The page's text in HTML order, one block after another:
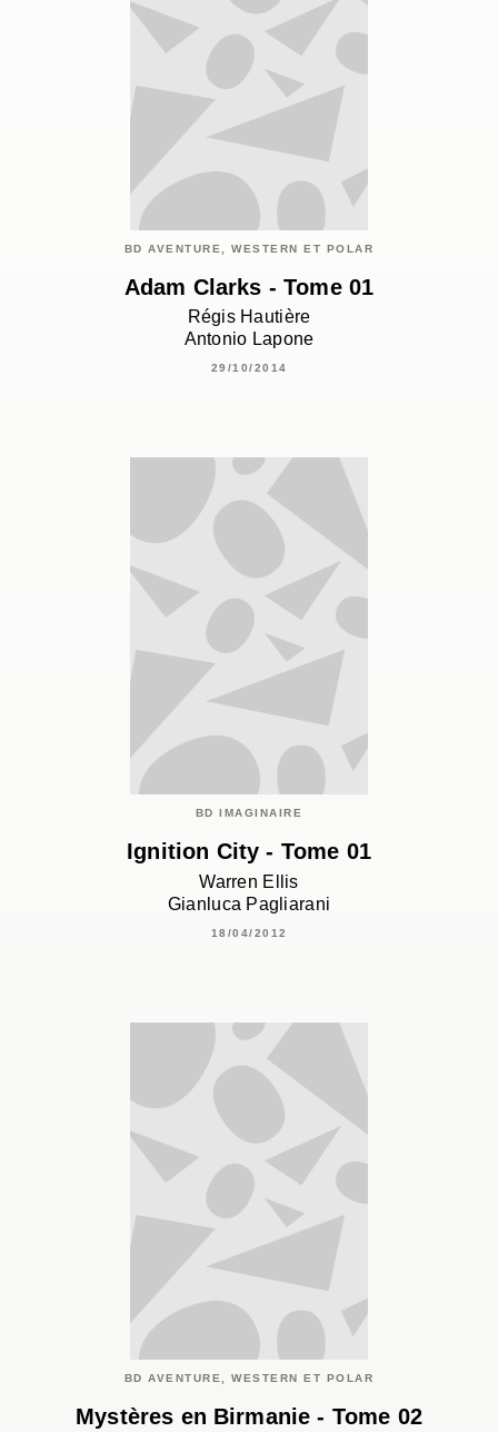
BD AVENTURE, WESTERN ET POLAR
Adam Clarks - Tome 01
Régis Hautière
Antonio Lapone
29/10/2014
BD IMAGINAIRE
Ignition City - Tome 01
Warren Ellis
Gianluca Pagliarani
18/04/2012
BD AVENTURE, WESTERN ET POLAR
Mystères en Birmanie - Tome 02